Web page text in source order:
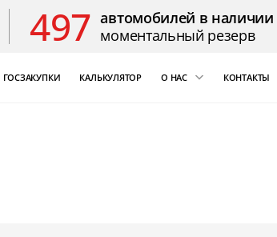
497 автомобилей в наличии
моментальный резерв
ГОСЗАКУПКИ КАЛЬКУЛЯТОР О НАС КОНТАКТЫ